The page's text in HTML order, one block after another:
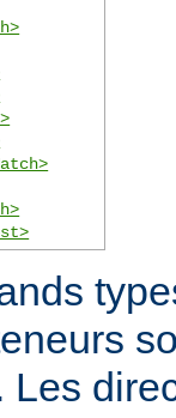
Les